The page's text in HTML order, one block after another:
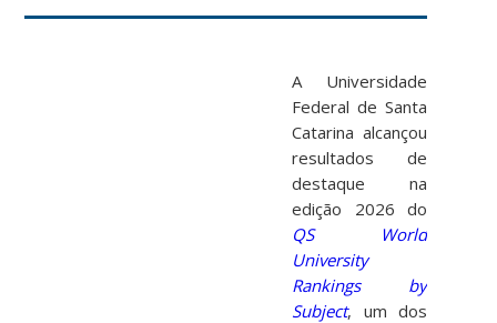
A Universidade
Federal de Santa
Catarina alcançou
resultados de
destaque na
edição 2026 do
QS World
University
Rankings by
Subject, um dos